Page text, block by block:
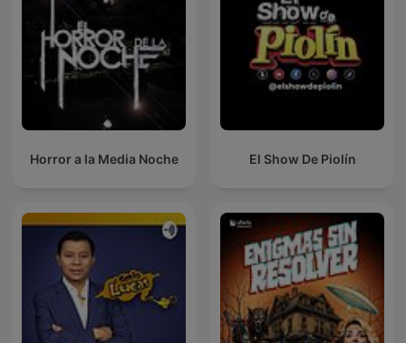
Horror a la Media Noche El Show De Piolín